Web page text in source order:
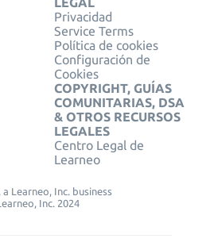
Privacidad
Service Terms
Política de cookies
Configuración de
Cookies
COPYRIGHT, GUÍAS
COMUNITARIAS, DSA
& OTROS RECURSOS
LEGALES
Centro Legal de
Learneo
Learneo, Inc. business
Inc. 2024